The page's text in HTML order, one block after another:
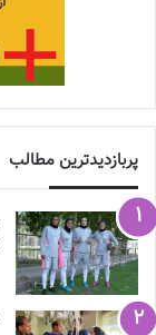
پربازدیدترین مطالب